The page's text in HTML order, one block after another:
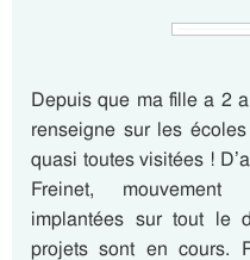
Depuis que ma fille a 2
renseigne sur les
quasi toutes visitées !
Freinet,
implantées sur tout le
projets sont en cours.